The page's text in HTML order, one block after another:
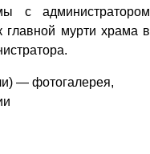
с администратором
мурти храма в
— фотогалерея,